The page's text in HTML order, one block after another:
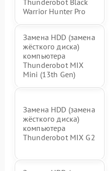
Thunderobot Black
Warrior Hunter Pro
Замена HDD (замена
жёсткого диска)
компьютера
Thunderobot MIX
Mini (13th Gen)
Замена HDD (замена
жёсткого диска)
компьютера
Thunderobot MIX G2